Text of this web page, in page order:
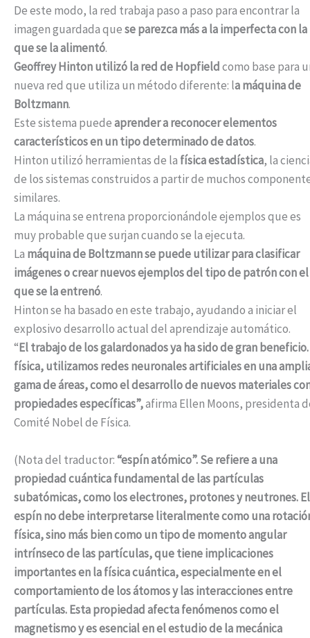
De este modo, la red trabaja paso a paso para encontrar la
imagen guardada quese parezca más a la imperfecta con la
que se la alimentó.
Geoffrey Hinton utilizó la red de Hopfieldcomo base para
nueva red que utiliza un método diferente: la máquina de
Boltzmann.
Este sistema puedeaprender a reconocer elementos
característicos en un tipo determinado de datos.
Hinton utilizó herramientas de la física estadística, la
de los sistemas construidos a partir de muchos
similares.
La máquina se entrena proporcionándole ejemplos que es
muy probable que surjan cuando se la ejecuta.
La máquina de Boltzmann se puede utilizar para clasificar
imágenes o crear nuevos ejemplos del tipo de patrón con el
que se la entrenó.
Hinton se ha basado en este trabajo, ayudando a iniciar el
explosivo desarrollo actual del aprendizaje automático.
“El trabajo de los galardonados ya ha sido de gran beneficio.
física, utilizamos redes neuronales artificiales en una
gama de áreas, como el desarrollo de nuevos materiales
propiedades específicas”,afirma Ellen Moons, presidenta
Comité Nobel de Física.
(Nota del traductor:“espín atómico”. Se refiere a una
propiedad cuántica fundamental de las partículas
subatómicas, como los electrones, protones y neutrones. El
espín no debe interpretarse literalmente como una
física, sino más bien como un tipo de momento angular
intrínseco de las partículas, que tiene implicaciones
importantes en la física cuántica, especialmente en el
comportamiento de los átomos y las interacciones entre
partículas. Esta propiedad afecta fenómenos como el
magnetismo y es esencial en el estudio de la mecánica